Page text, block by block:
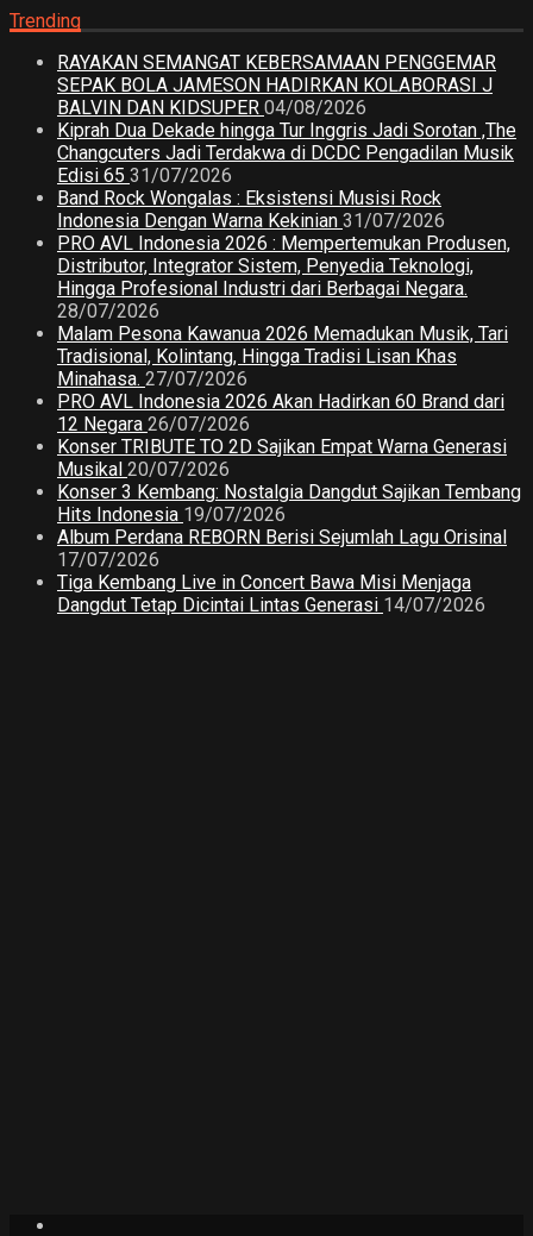
Trending
RAYAKAN SEMANGAT KEBERSAMAAN PENGGEMAR
SEPAK BOLA JAMESON HADIRKAN KOLABORASI J
BALVIN DAN KIDSUPER 04/08/2026
Kiprah Dua Dekade hingga Tur Inggris Jadi Sorotan ,The
Changcuters Jadi Terdakwa di DCDC Pengadilan Musik
Edisi 65 31/07/2026
Band Rock Wongalas : Eksistensi Musisi Rock
Indonesia Dengan Warna Kekinian 31/07/2026
PRO AVL Indonesia 2026 : Mempertemukan Produsen,
Distributor, Integrator Sistem, Penyedia Teknologi,
Hingga Profesional Industri dari Berbagai Negara.
28/07/2026
Malam Pesona Kawanua 2026 Memadukan Musik, Tari
Tradisional, Kolintang, Hingga Tradisi Lisan Khas
Minahasa. 27/07/2026
PRO AVL Indonesia 2026 Akan Hadirkan 60 Brand dari
12 Negara 26/07/2026
Konser TRIBUTE TO 2D Sajikan Empat Warna Generasi
Musikal 20/07/2026
Konser 3 Kembang: Nostalgia Dangdut Sajikan Tembang
Hits Indonesia 19/07/2026
Album Perdana REBORN Berisi Sejumlah Lagu Orisinal
17/07/2026
Tiga Kembang Live in Concert Bawa Misi Menjaga
Dangdut Tetap Dicintai Lintas Generasi 14/07/2026